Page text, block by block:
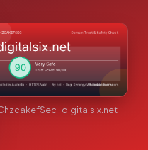
· digitalsix.net